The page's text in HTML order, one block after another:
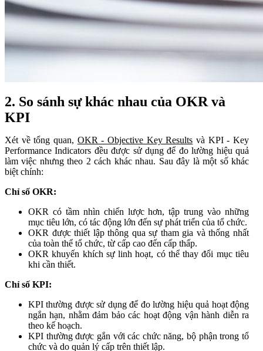
2. So sánh sự khác nhau của OKR và
KPI
Xét về tổng quan, OKR - Objective Key Results và KPI - Key
Performance Indicators đều được sử dụng để đo lường hiệu quả
làm việc nhưng theo 2 cách khác nhau. Sau đây là một số khác
biệt chính:
Chỉ số OKR:
OKR có tầm nhìn chiến lược hơn, tập trung vào những
mục tiêu lớn, có tác động lớn đến sự phát triển của tổ chức.
OKR được thiết lập thông qua sự tham gia và thống nhất
của toàn thể tổ chức, từ cấp cao đến cấp thấp.
OKR khuyến khích sự linh hoạt, có thể thay đổi mục tiêu
khi cần thiết.
Chỉ số KPI:
KPI thường được sử dụng để đo lường hiệu quả hoạt động
ngắn hạn, nhằm đảm bảo các hoạt động vận hành diễn ra
theo kế hoạch.
KPI thường được gắn với các chức năng, bộ phận trong tổ
chức và do quản lý cấp trên thiết lập.